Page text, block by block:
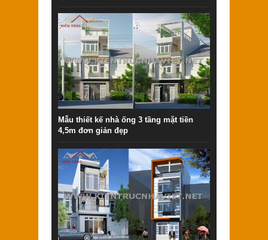
Mẫu thiết kế nhà ống 3 tầng mặt tiền
4,5m đơn giản đẹp